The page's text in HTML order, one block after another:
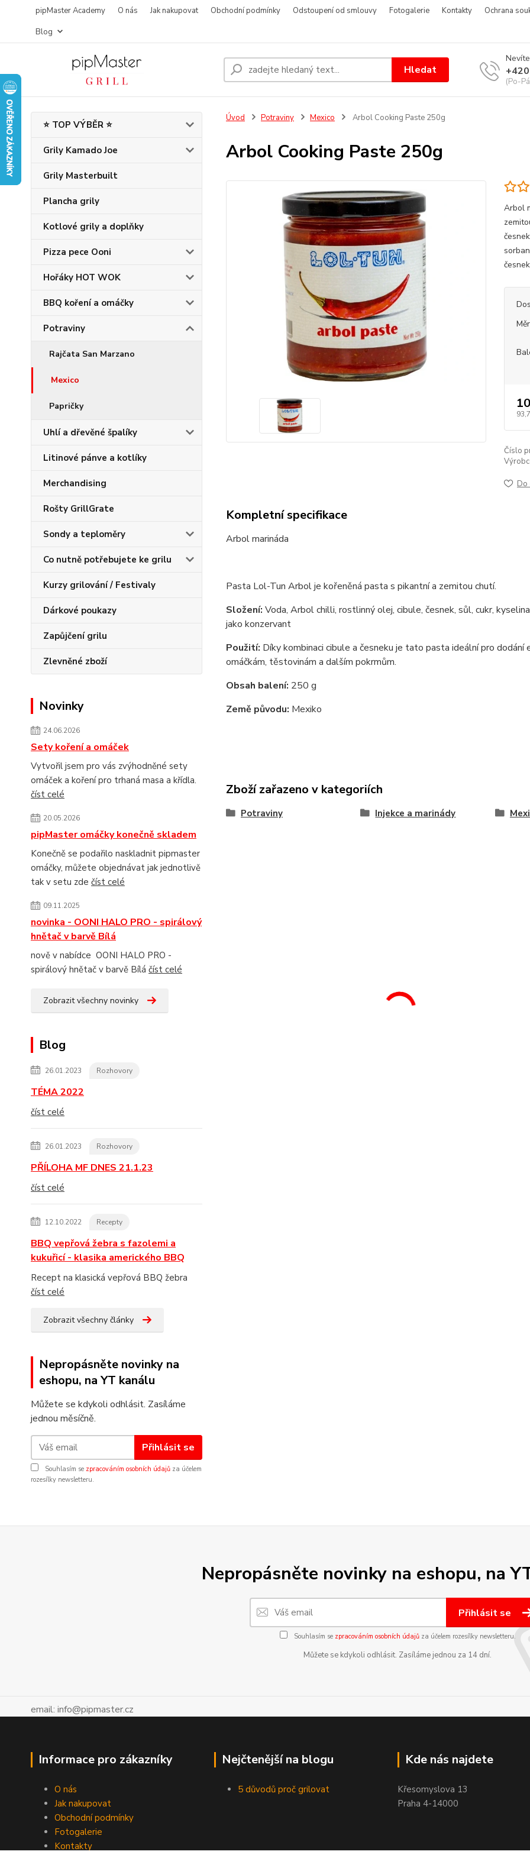
pipMaster Academy O nás Jak nakupovat Obchodní podmínky Odstoupení od smlouvy Fotogalerie Kontakty
Ochrana
Blog
Hledat
(Po-
⭐ TOP VÝBĚR ⭐
Grily Kamado Joe
Grily Masterbuilt
Plancha grily
Kotlové grily a doplňky
Pizza pece Ooni
Hořáky HOT WOK
BBQ koření a omáčky
Potraviny
Rajčata San Marzano
Mexico
Papričky
Uhlí a dřevěné špalíky
Litinové pánve a kotlíky
Merchandising
Rošty GrillGrate
Sondy a teploměry
Co nutně potřebujete ke grilu
Kurzy grilování / Festivaly
Dárkové poukazy
Zapůjčení grilu
Zlevněné zboží
Novinky
24.06.2026
Sety koření a omáček
Vytvořil jsem pro vás zvýhodněné sety
omáček a koření pro trhaná masa a křídla.
číst celé
20.05.2026
pipMaster omáčky konečně skladem
Konečně se podařilo naskladnit pipmaster
omáčky, můžete objednávat jak jednotlivě
tak v setu zde číst celé
09.11.2025
novinka - OONI HALO PRO - spirálový
hnětač v barvě Bílá
nově v nabídce OONI HALO PRO -
spirálový hnětač v barvě Bílá číst celé
Zobrazit všechny novinky
Blog
26.01.2023 Rozhovory
TÉMA 2022
číst celé
26.01.2023 Rozhovory
PŘÍLOHA MF DNES 21.1.23
číst celé
12.10.2022 Recepty
BBQ vepřová žebra s fazolemi a
kukuřicí - klasika amerického BBQ
Recept na klasická vepřová BBQ žebra
číst celé
Zobrazit všechny články
Nepropásněte novinky na
eshopu, na YT kanálu
Můžete se kdykoli odhlásit. Zasíláme
jednou měsíčně.
Přihlásit se
Souhlasím se zpracováním osobních údajů za účelem
rozesílky newsletteru.
Úvod Potraviny Mexico Arbol Cooking Paste 250g
Arbol Cooking Paste 250g
Arbol
Číslo
Do
Kompletní specifikace
Arbol marináda
Pasta Lol-Tun Arbol je kořeněná pasta s pikantní a zemitou chutí.
Složení: Voda, Arbol chilli, rostlinný olej, cibule, česnek, sůl, cukr,
jako konzervant
Použití: Díky kombinaci cibule a česneku je tato pasta ideální pro
omáčkám, těstovinám a dalším pokrmům.
Obsah balení: 250 g
Země původu: Mexiko
Zboží zařazeno v kategoriích
Potraviny Injekce a marinády
Nepropásněte novinky na eshopu, na
Přihlásit se
Souhlasím se zpracováním osobních údajůza účelem rozesílky newsletteru.
Můžete se kdykoli odhlásit. Zasíláme jednou za 14 dní.
email: info@pipmaster.cz
Informace pro zákazníky
O nás
Jak nakupovat
Obchodní podmínky
Fotogalerie
Kontakty
Nejčtenější na blogu
5 důvodů proč grilovat
Kde nás najdete
Křesomyslova 13
Praha 4-14000